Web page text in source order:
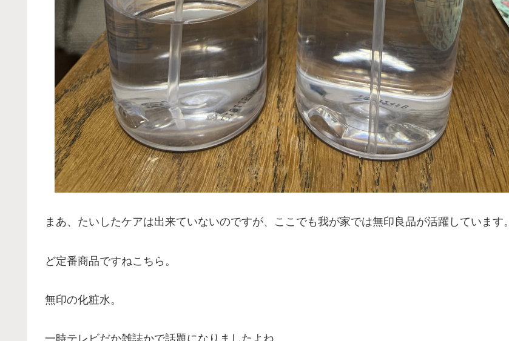
まあ、たいしたケアは出来ていないのですが、ここでも我が家では無印良品が活躍しています。
ど定番商品ですねこちら。
無印の化粧水。